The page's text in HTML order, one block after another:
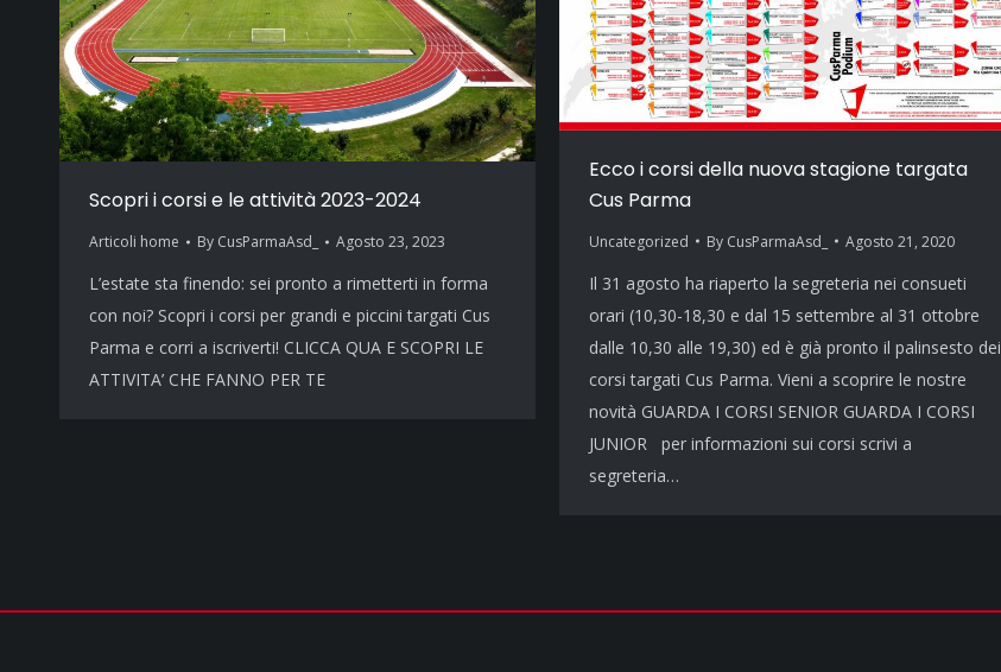
Scopri i corsi e le attività 2023-2024
Articoli home By CusParmaAsd_ Agosto 23, 2023
L’estate sta finendo: sei pronto a rimetterti in forma
con noi? Scopri i corsi per grandi e piccini targati Cus
Parma e corri a iscriverti! CLICCA QUA E SCOPRI LE
ATTIVITA’ CHE FANNO PER TE
Ecco i corsi della nuova stagione targata
Cus Parma
Uncategorized By CusParmaAsd_ Agosto 21, 2020
Il 31 agosto ha riaperto la segreteria nei consueti
orari (10,30-18,30 e dal 15 settembre al 31 ottobre
dalle 10,30 alle 19,30) ed è già pronto il palinsesto dei
corsi targati Cus Parma. Vieni a scoprire le nostre
novità GUARDA I CORSI SENIOR GUARDA I CORSI
JUNIOR per informazioni sui corsi scrivi a
segreteria…